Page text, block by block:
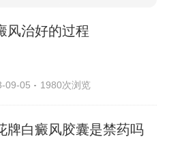
风治好的过程
09-05 1980次浏览
牌白癜风胶囊是禁药吗